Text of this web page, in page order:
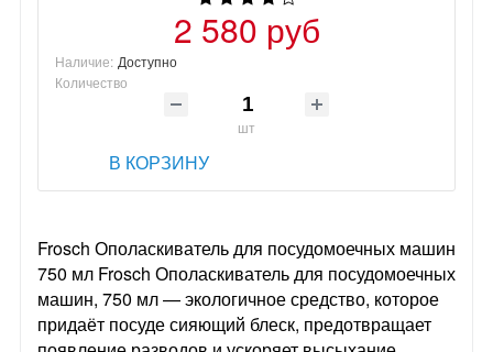
2 580 руб
Наличие: Доступно
Количество
шт
В КОРЗИНУ
Frosch Ополаскиватель для посудомоечных машин
750 мл Frosch Ополаскиватель для посудомоечных
машин, 750 мл — экологичное средство, которое
придаёт посуде сияющий блеск, предотвращает